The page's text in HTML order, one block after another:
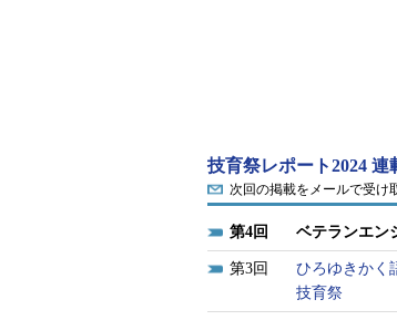
技育祭レポート2024 連
次回の掲載をメールで受け
4 ベテランエン
3
ひろゆきか
技育祭